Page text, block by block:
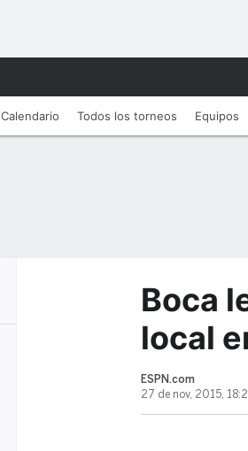
Calendario Todos los torneos Equipos
Boca
local
ESPN.com
27 de nov, 2015,